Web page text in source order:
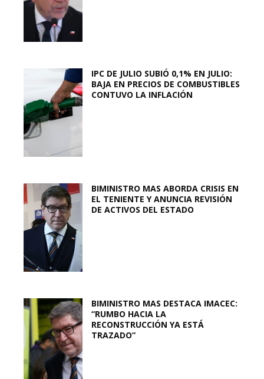
IPC DE JULIO SUBIÓ 0,1% EN JULIO:
BAJA EN PRECIOS DE COMBUSTIBLES
CONTUVO LA INFLACIÓN
BIMINISTRO MAS ABORDA CRISIS EN
EL TENIENTE Y ANUNCIA REVISIÓN
DE ACTIVOS DEL ESTADO
BIMINISTRO MAS DESTACA IMACEC:
“RUMBO HACIA LA
RECONSTRUCCIÓN YA ESTÁ
TRAZADO”